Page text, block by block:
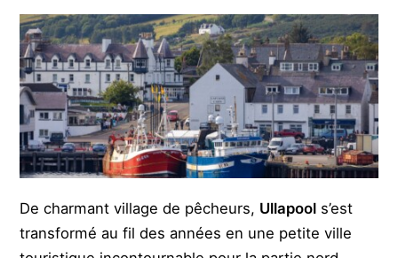
De charmant village de pêcheurs, Ullapool s’est
transformé au fil des années en une petite ville